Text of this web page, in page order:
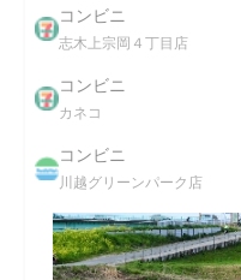
コンビニ
志木上宗岡４丁目店
コンビニ
カネコ
コンビニ
川越グリーンパーク店